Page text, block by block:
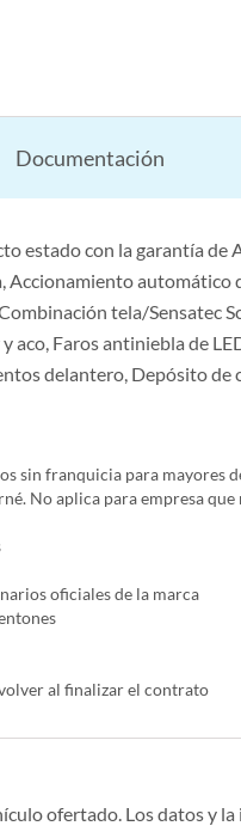
Documentación
estado con la garantía de
Accionamiento automático
tela/Sensatec
aco, Faros antiniebla de
delantero, Depósito de
sin franquicia para mayores
No aplica para empresa que
oficiales de la marca
al finalizar el contrato
ofertado. Los datos